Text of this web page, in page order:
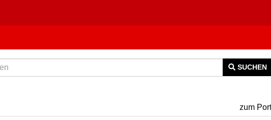
SUCHEN
zum